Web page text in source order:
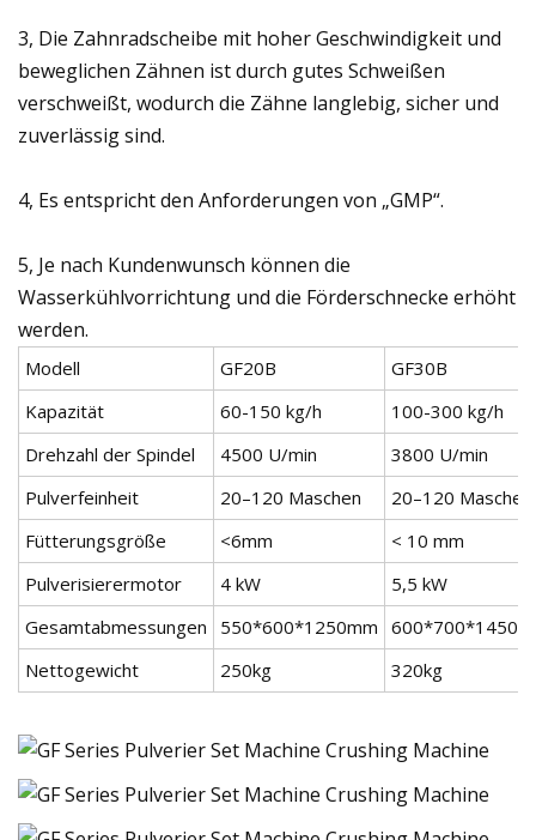
3, Die Zahnradscheibe mit hoher Geschwindigkeit und
beweglichen Zähnen ist durch gutes Schweißen
verschweißt, wodurch die Zähne langlebig, sicher und
zuverlässig sind.
4, Es entspricht den Anforderungen von „GMP“.
5, Je nach Kundenwunsch können die
Wasserkühlvorrichtung und die Förderschnecke erhöht
werden.
Modell GF20B
GF30B
Kapazität
60-150 kg/h
100-300 kg/h
Drehzahl der Spindel
4500 U/min
3800 U/min
Pulverfeinheit
20–120 Maschen
20–120 Maschen
Fütterungsgröße
<6mm
< 10 mm
Pulverisierermotor
4 kW
5,5 kW
Gesamtabmessungen
550*600*1250mm
Nettogewicht
250kg 320kg